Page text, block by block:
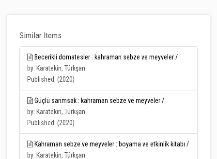
Similar Items
Becerikli domatesler : kahraman sebze ve meyveler /
by: Karatekin, Türkşan
Published: (2020)
Güçlü sarımsak : kahraman sebze ve meyveler /
by: Karatekin, Türkşan
Published: (2020)
Kahraman sebze ve meyveler : boyama ve etkinlik kitabı /
by: Karatekin, Türkşan